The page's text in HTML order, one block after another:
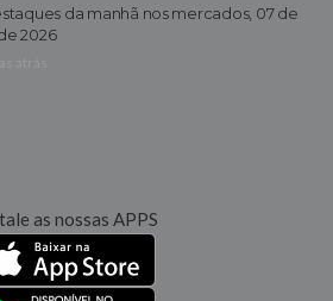
da manhã nos mercados, 07 de
2026
as nossas APPS